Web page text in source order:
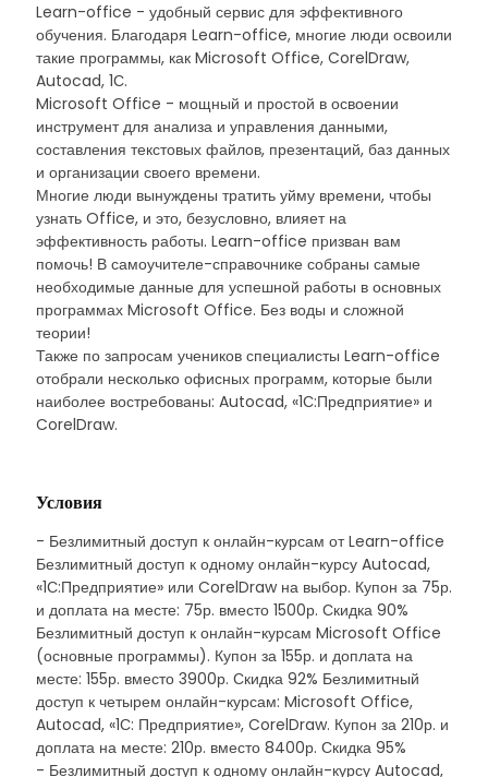
Learn-office - удобный сервис для эффективного
обучения. Благодаря Learn-office, многие люди освоили
такие программы, как Microsoft Office, CorelDraw,
Autocad, 1С.
Microsoft Office - мощный и простой в освоении
инструмент для анализа и управления данными,
составления текстовых файлов, презентаций, баз данных
и организации своего времени.
Многие люди вынуждены тратить уйму времени, чтобы
узнать Office, и это, безусловно, влияет на
эффективность работы. Learn-office призван вам
помочь! В самоучителе-справочнике собраны самые
необходимые данные для успешной работы в основных
программах Microsoft Office. Без воды и сложной
теории!
Также по запросам учеников специалисты Learn-office
отобрали несколько офисных программ, которые были
наиболее востребованы: Autocad, «1С:Предприятие» и
CorelDraw.
Условия
- Безлимитный доступ к онлайн-курсам от Learn-office
Безлимитный доступ к одному онлайн-курсу Autocad,
«1С:Предприятие» или CorelDraw на выбор. Купон за 75р.
и доплата на месте: 75р. вместо 1500р. Скидка 90%
Безлимитный доступ к онлайн-курсам Microsoft Office
(основные программы). Купон за 155р. и доплата на
месте: 155р. вместо 3900р. Скидка 92% Безлимитный
доступ к четырем онлайн-курсам: Microsoft Office,
Autocad, «1С: Предприятие», CorelDraw. Купон за 210р. и
доплата на месте: 210р. вместо 8400р. Скидка 95%
- Безлимитный доступ к одному онлайн-курсу Autocad,